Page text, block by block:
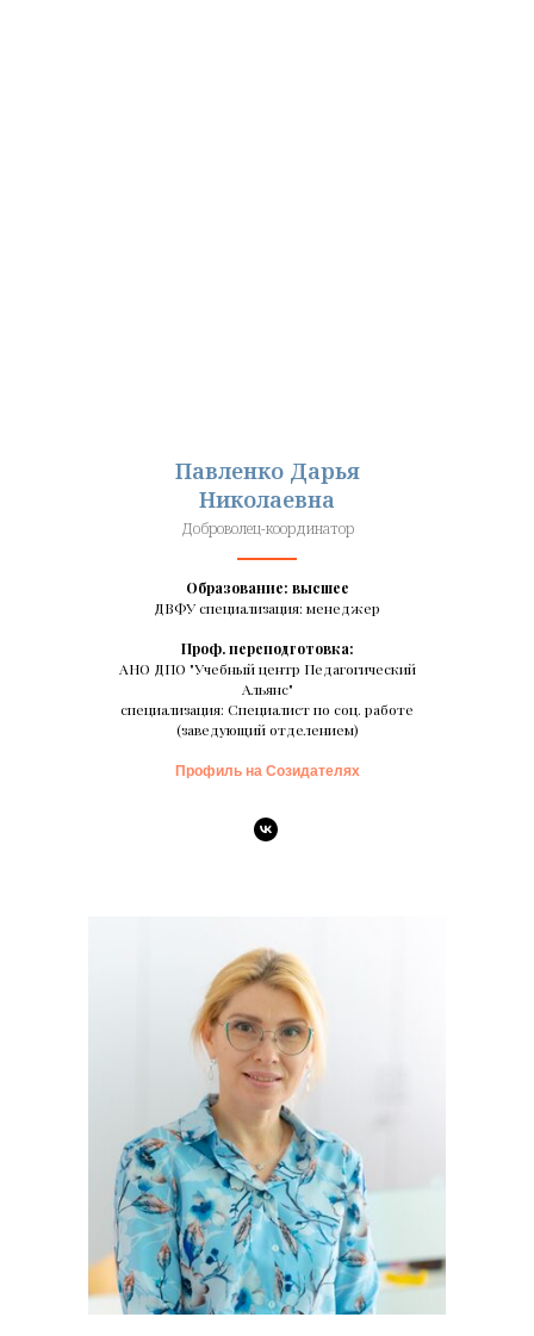
Павленко Дарья
Николаевна
Доброволец-координатор
Образование: высшее
ДВФУ специализация: менеджер
Проф. переподготовка:
АНО ДПО "Учебный центр Педагогический
Альянс"
специализация: Специалист по соц. работе
(заведующий отделением)
Профиль на Созидателях